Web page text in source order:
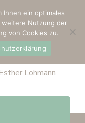
Lohmann
Ihnen ein optimales
Nutzung der
von Cookies zu.